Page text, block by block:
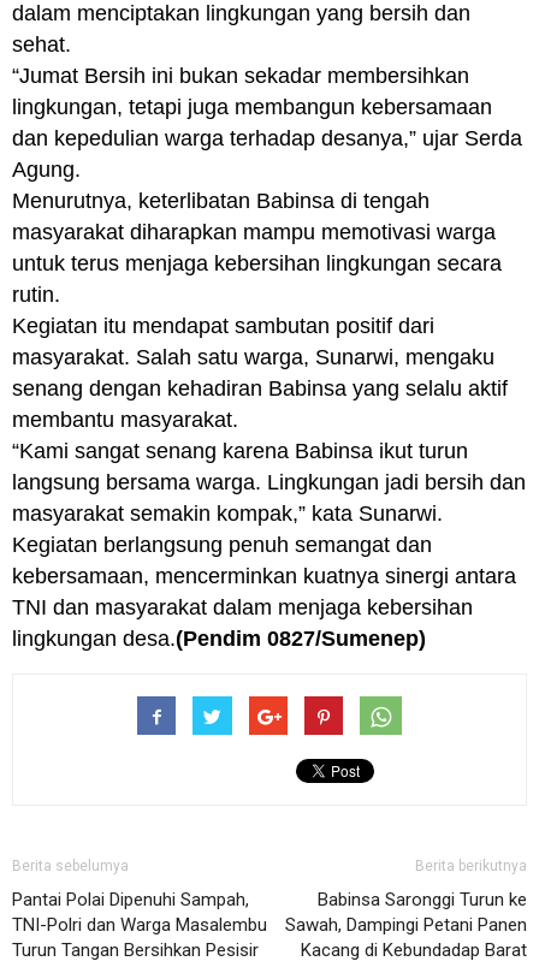
dalam menciptakan lingkungan yang bersih dan
sehat.
“Jumat Bersih ini bukan sekadar membersihkan
lingkungan, tetapi juga membangun kebersamaan
dan kepedulian warga terhadap desanya,” ujar Serda
Agung.
Menurutnya, keterlibatan Babinsa di tengah
masyarakat diharapkan mampu memotivasi warga
untuk terus menjaga kebersihan lingkungan secara
rutin.
Kegiatan itu mendapat sambutan positif dari
masyarakat. Salah satu warga, Sunarwi, mengaku
senang dengan kehadiran Babinsa yang selalu aktif
membantu masyarakat.
“Kami sangat senang karena Babinsa ikut turun
langsung bersama warga. Lingkungan jadi bersih dan
masyarakat semakin kompak,” kata Sunarwi.
Kegiatan berlangsung penuh semangat dan
kebersamaan, mencerminkan kuatnya sinergi antara
TNI dan masyarakat dalam menjaga kebersihan
lingkungan desa.(Pendim 0827/Sumenep)
Berita sebelumya
Pantai Polai Dipenuhi Sampah,
TNI-Polri dan Warga Masalembu
Turun Tangan Bersihkan Pesisir
Berita berikutnya
Babinsa Saronggi Turun ke
Sawah, Dampingi Petani Panen
Kacang di Kebundadap Barat